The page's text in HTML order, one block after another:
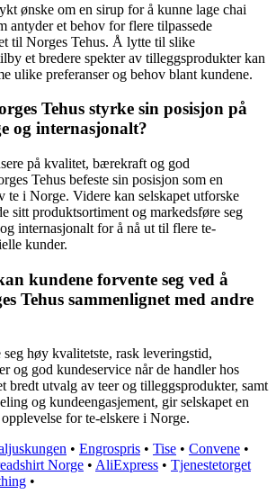
ønske om en sirup for å kunne lage chai
antyder et behov for flere tilpassede
til Norges Tehus. Å lytte til slike
et bredere spekter av tilleggsprodukter kan
ulike preferanser og behov blant kundene.
Tehus styrke sin posisjon på
og internasjonalt?
på kvalitet, bærekraft og god
Tehus befeste sin posisjon som en
te i Norge. Videre kan selskapet utforske
sitt produktsortiment og markedsføre seg
internasjonalt for å nå ut til flere te-
kunder.
kundene forvente seg ved å
Tehus sammenlignet med andre
høy kvalitetste, rask leveringstid,
og god kundeservice når de handler hos
bredt utvalg av teer og tilleggsprodukter, samt
og kundeengasjement, gir selskapet en
for te-elskere i Norge.
• Engrospris • Tise • Convene •
Norge • AliExpress • Tjenestetorget
•